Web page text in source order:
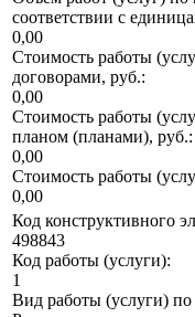
соответствии с
0,00
Стоимость работы
договорами, руб.:
0,00
Стоимость работы
планом (планами), руб.:
0,00
Стоимость работы
0,00
Код конструктивного
498843
Код работы (услуги):
1
Вид работы (услуги)